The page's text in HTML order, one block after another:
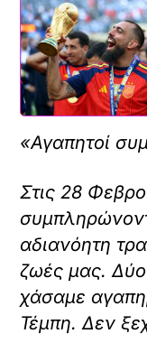
ό
τ
ο
ε
ν
σ
ω
μ
ω
έ
ν
ο
π
ε
ρ
ι
«Αγαπητοί
Στις 28
αδιανόητη
ζωές μας.
χάσαμε
Τέμπη. Δεν